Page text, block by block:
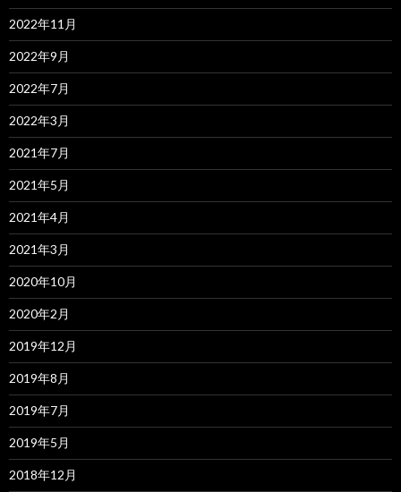
2022年11月
2022年9月
2022年7月
2022年3月
2021年7月
2021年5月
2021年4月
2021年3月
2020年10月
2020年2月
2019年12月
2019年8月
2019年7月
2019年5月
2018年12月